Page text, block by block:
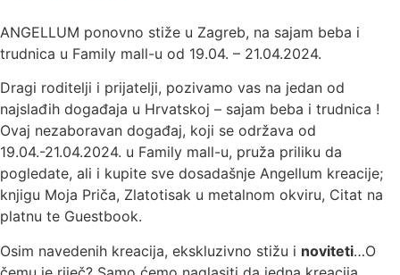
ANGELLUM ponovno stiže u Zagreb, na sajam beba i
trudnica u Family mall-u od 19.04. – 21.04.2024.
Dragi roditelji i prijatelji, pozivamo vas na jedan od
najslađih događaja u Hrvatskoj – sajam beba i trudnica !
Ovaj nezaboravan događaj, koji se održava od
19.04.-21.04.2024. u Family mall-u, pruža priliku da
pogledate, ali i kupite sve dosadašnje Angellum kreacije;
knjigu Moja Priča, Zlatotisak u metalnom okviru, Citat na
platnu te Guestbook.
Osim navedenih kreacija, ekskluzivno stižu i noviteti…O